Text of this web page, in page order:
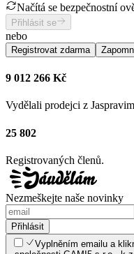
Načítá se bezpečnostní
Přihlásit se
nebo
Registrovat zdarma
9 012 266 Kč
Vydělali prodejci z
25 802
Registrovaných členů.
Nezmeškejte naše novinky
Přihlásit
Vyplněním emailu a